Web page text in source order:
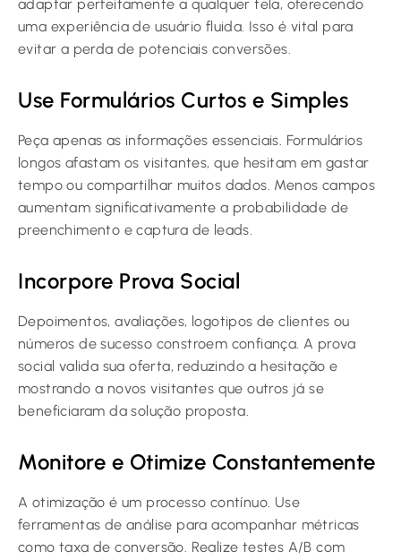
adaptar perfeitamente a qualquer tela, oferecendo
uma experiência de usuário fluida. Isso é vital para
evitar a perda de potenciais conversões.
Use Formulários Curtos e Simples
Peça apenas as informações essenciais. Formulários
longos afastam os visitantes, que hesitam em gastar
tempo ou compartilhar muitos dados. Menos campos
aumentam significativamente a probabilidade de
preenchimento e captura de leads.
Incorpore Prova Social
Depoimentos, avaliações, logotipos de clientes ou
números de sucesso constroem confiança. A prova
social valida sua oferta, reduzindo a hesitação e
mostrando a novos visitantes que outros já se
beneficiaram da solução proposta.
Monitore e Otimize Constantemente
A otimização é um processo contínuo. Use
ferramentas de análise para acompanhar métricas
como taxa de conversão. Realize testes A/B com